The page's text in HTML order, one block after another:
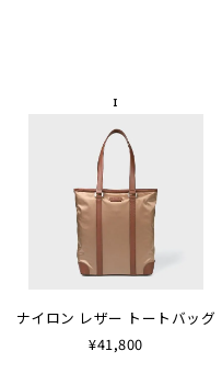
ナイロン レザー トートバッグ
¥41,800